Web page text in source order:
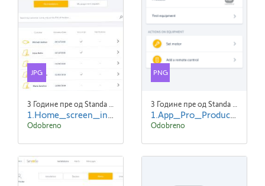
JPG
3 Године пре од Standa Blaha
1.Home_screen_initial_state-ENG.jpg
Odobreno
PNG
3 Године пре од Standa Blaha
1.App_Pro_Product_Details_EN_screen1.png
Odobreno